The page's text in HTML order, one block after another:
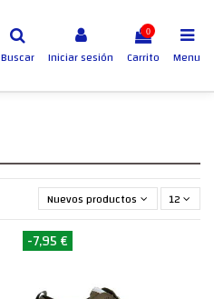
Buscar Iniciar sesión
0
Carrito Menu
Nuevos productos primero12
-7,95 €